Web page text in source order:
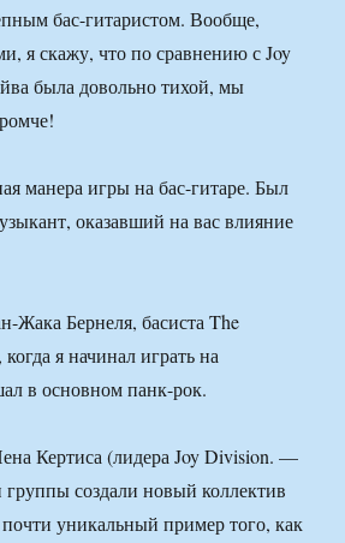
бас-гитаристом. Вообще,
я скажу, что по сравнению с Joy
была довольно тихой, мы
манера игры на бас-гитаре. Был
оказавший на вас влияние
Бернеля, басиста The
я начинал играть на
в основном панк-рок.
Кертиса (лидера Joy Division. —
группы создали новый коллектив
уникальный пример того, как